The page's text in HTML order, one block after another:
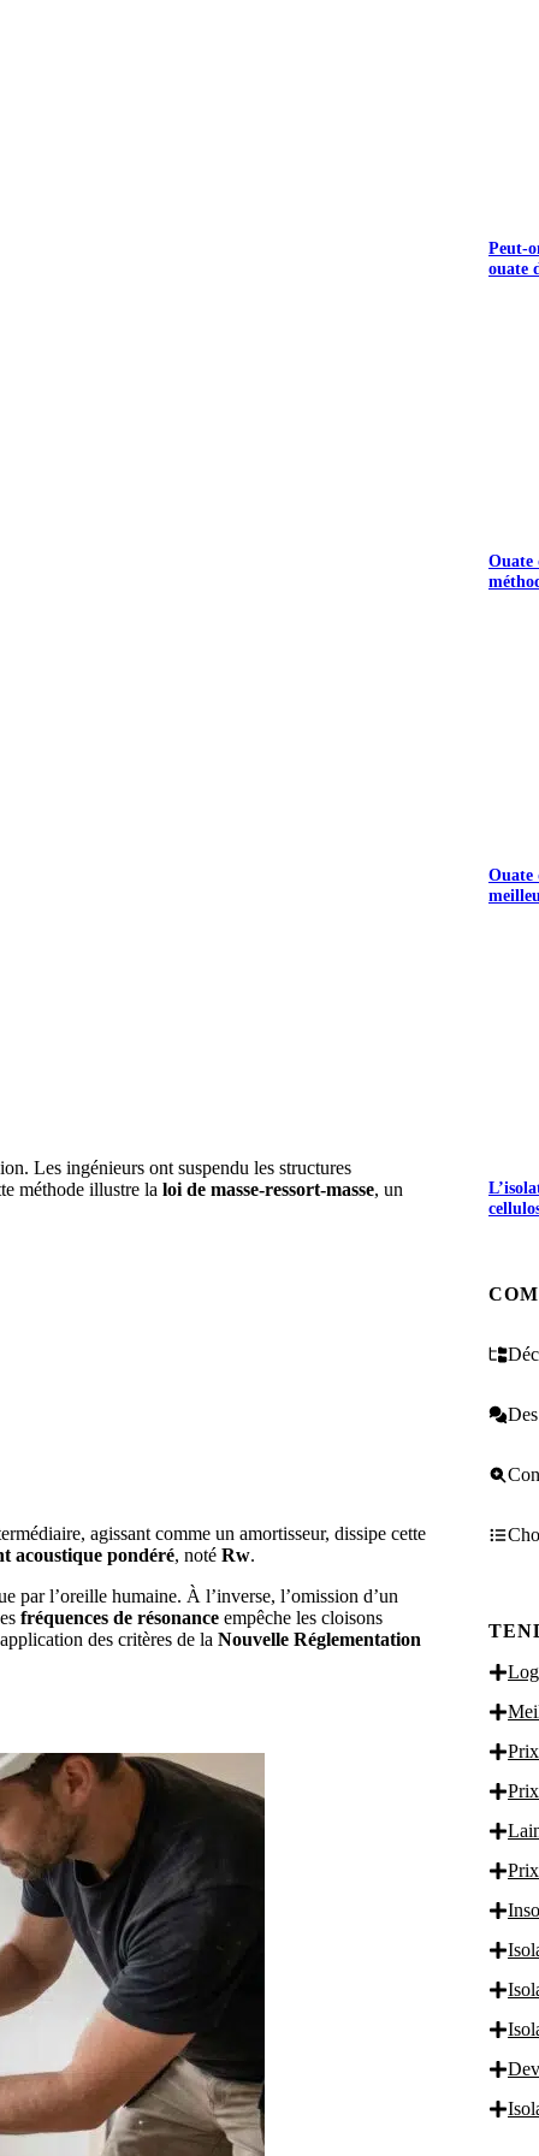
Les ingénieurs ont suspendu les structures
méthode illustre la loi de masse-ressort-masse, un
agissant comme un amortisseur, dissipe cette
acoustique pondéré, noté Rw​.
par l’oreille humaine. À l’inverse, l’omission d’un
fréquences de résonance empêche les cloisons
des critères de la Nouvelle Réglementation
Peut-
ouate
Ouate
Ouate